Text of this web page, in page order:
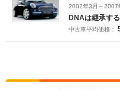
2002年3月～2007
DNAは継承す
中古車平均価格：